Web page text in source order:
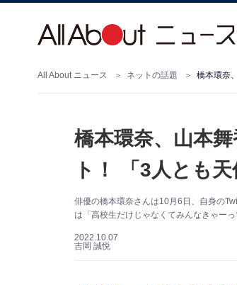
All About ニュース ネットの話題
橋本環奈、山本
ト！ 「3人とも
俳優の橋本環奈さんは10月6日、自身の
は「高校生だけじゃなくてみんなきゃー
2022.10.07
吉岡 誠悦